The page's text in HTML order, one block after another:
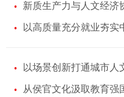
新质生产力与人文经济
以高质量充分就业夯实
以场景创新打通城市人
从侯官文化汲取教育强